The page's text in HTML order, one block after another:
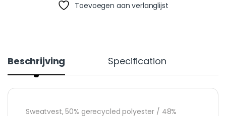
Toevoegen aan verlanglijst
Beschrijving Specification
Sweatvest, 50% gerecycled polyester / 48%